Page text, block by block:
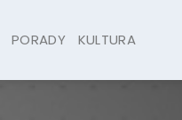
PORADY KULTURA